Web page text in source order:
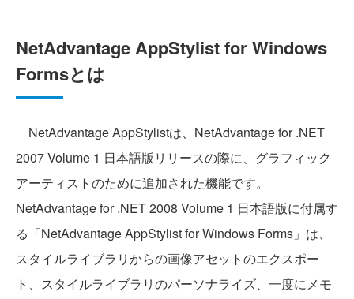
NetAdvantage AppStylist for Windows
Formsとは
NetAdvantage AppStylistは、NetAdvantage for .NET
2007 Volume 1 日本語版リリースの際に、グラフィック
アーティストのために追加された機能です。
NetAdvantage for .NET 2008 Volume 1 日本語版に付属す
る「NetAdvantage AppStylist for Windows Forms」は、
スタイルライブラリからの画像アセットのエクスポー
ト、スタイルライブラリのパーソナライズ、一度にメモ